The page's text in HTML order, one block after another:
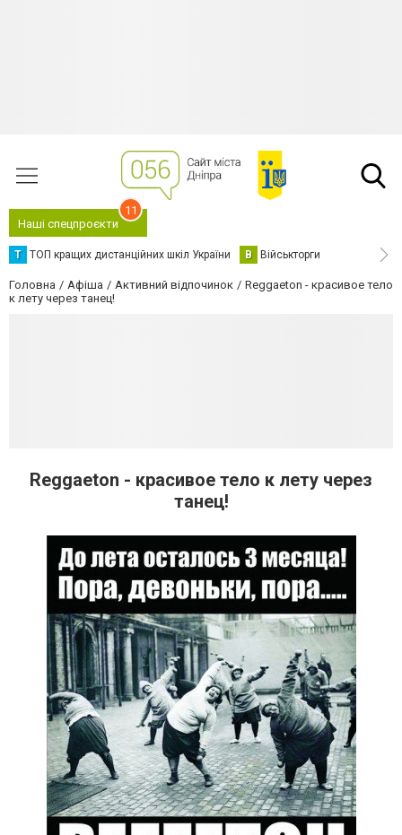
Наші спецпроєкти
11
Т ТОП кращих дистанційних шкіл України В Військторги
Головна Афіша Активний відпочинок
Reggaeton - красивое тело
к лету через танец!
Reggaeton - красивое тело к лету через
танец!